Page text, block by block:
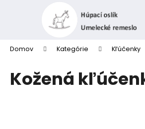
Domov Kategórie Kľúčenky
Kožená
Späť
obchodu
Späť
obchodu